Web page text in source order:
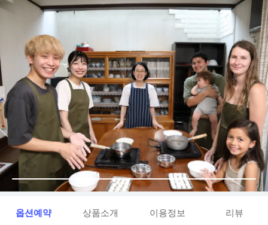
옵션예약 상품소개 이용정보 리뷰